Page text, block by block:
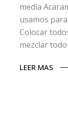
media
usamos
Colocar
mezclar
LEER MAS